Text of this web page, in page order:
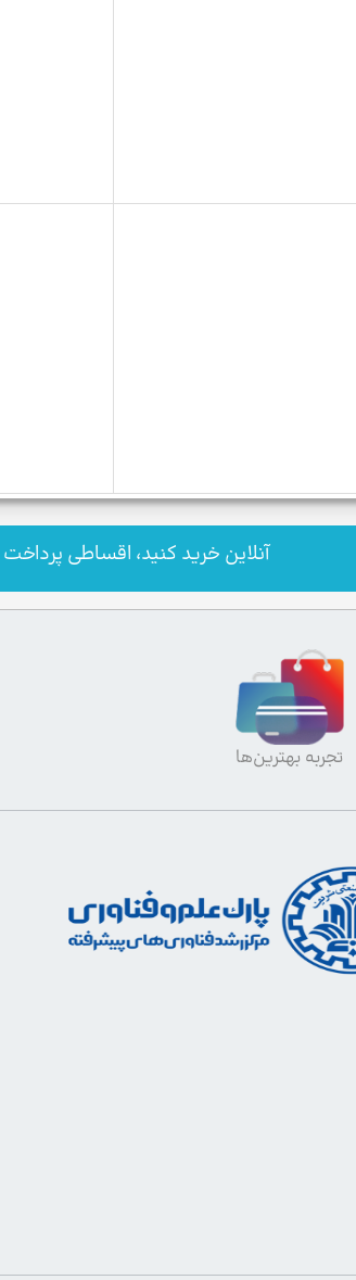
آنلاین خرید کنید، اقساطی
تجربه بهترین‌ها